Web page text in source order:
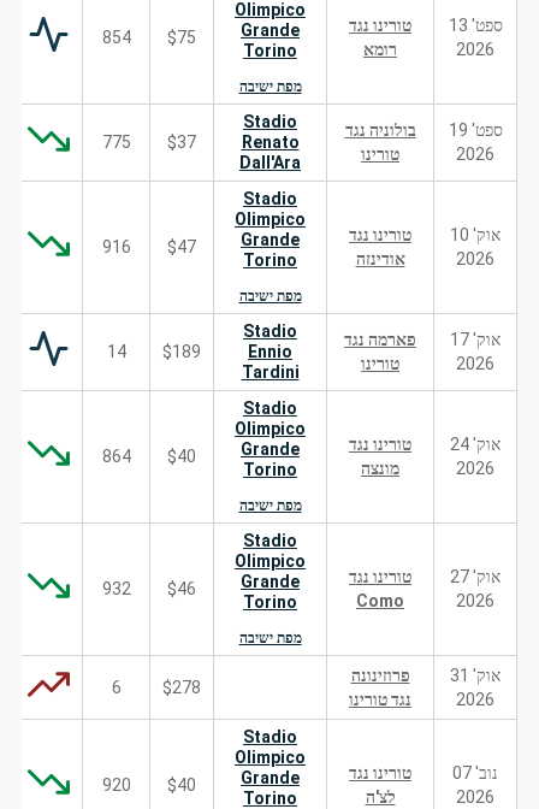
ספט' 13
2026
טורינו נגד
רומא
Olimpico
Grande
Torino
מפת ישיבה
$75
854
ספט' 19
2026
בולוניה נגד
טורינו
Stadio
Renato
Dall'Ara
$37
775
אוק' 10
2026
טורינו נגד
אודינזה
Stadio
Olimpico
Grande
Torino
מפת ישיבה
$47
916
אוק' 17
2026
פארמה נגד
טורינו
Stadio
Ennio
Tardini
$189
14
אוק' 24
2026
טורינו נגד
מונצה
Stadio
Olimpico
Grande
Torino
מפת ישיבה
$40
864
אוק' 27
2026
טורינו נגד
Como
Stadio
Olimpico
Grande
Torino
מפת ישיבה
$46
932
אוק' 31
2026
פרוזינונה
נגד טורינו
$278
6
נוב' 07
2026
טורינו נגד
לצ'ה
Stadio
Olimpico
Grande
Torino
$40
920